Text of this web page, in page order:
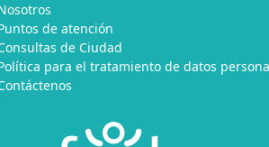
de atención
de Ciudad
para el tratamiento de datos